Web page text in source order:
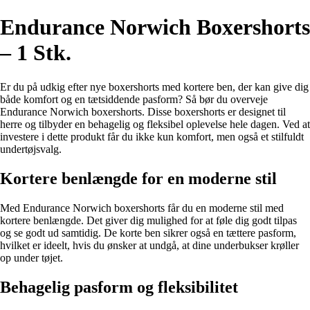
Endurance Norwich Boxershorts
– 1 Stk.
Er du på udkig efter nye boxershorts med kortere ben, der kan give dig
både komfort og en tætsiddende pasform? Så bør du overveje
Endurance Norwich boxershorts. Disse boxershorts er designet til
herre og tilbyder en behagelig og fleksibel oplevelse hele dagen. Ved at
investere i dette produkt får du ikke kun komfort, men også et stilfuldt
undertøjsvalg.
Kortere benlængde for en moderne stil
Med Endurance Norwich boxershorts får du en moderne stil med
kortere benlængde. Det giver dig mulighed for at føle dig godt tilpas
og se godt ud samtidig. De korte ben sikrer også en tættere pasform,
hvilket er ideelt, hvis du ønsker at undgå, at dine underbukser krøller
op under tøjet.
Behagelig pasform og fleksibilitet